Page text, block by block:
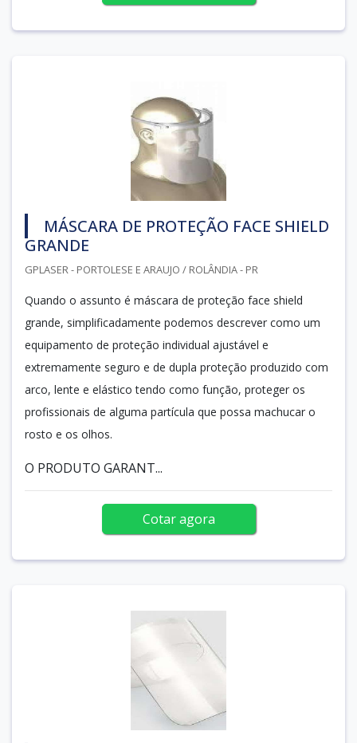
MÁSCARA DE PROTEÇÃO FACE SHIELD
GRANDE
GPLASER - PORTOLESE E ARAUJO / ROLÂNDIA - PR
Quando o assunto é máscara de proteção face shield
grande, simplificadamente podemos descrever como um
equipamento de proteção individual ajustável e
extremamente seguro e de dupla proteção produzido com
arco, lente e elástico tendo como função, proteger os
profissionais de alguma partícula que possa machucar o
rosto e os olhos.
O PRODUTO GARANT...
Cotar agora